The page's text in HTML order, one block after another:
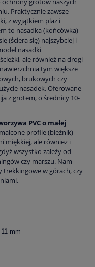
Praktycznie zawsze
z wyjątkiem plaż i
to nasadka (końcówka)
(ściera się) najszybciej i
nasadki
ale również na drogi
tym większe
brukowych czy
nasadek. Oferowane
z grotem, o średnicy 10-
PVC o małej
profile (bieżnik)
miękkiej, ale również i
wszystko zależy od
czy marszu. Nam
trekkingowe w górach, czy
mm